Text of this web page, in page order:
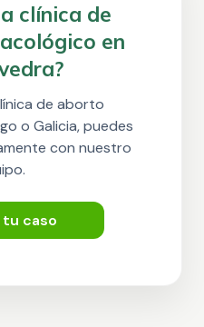
clínica de
en
de aborto
o Galicia, puedes
con nuestro
caso